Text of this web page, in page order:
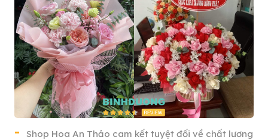
Shop Hoa An Thảo cam kết tuyệt đối về chất lương